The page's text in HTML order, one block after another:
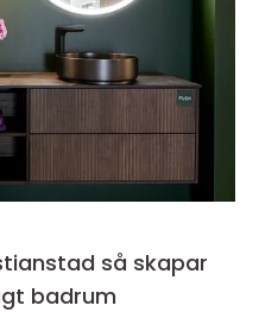
så skapar
badrum